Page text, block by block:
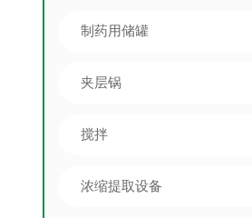
制药用储罐
夹层锅
搅拌
浓缩提取设备